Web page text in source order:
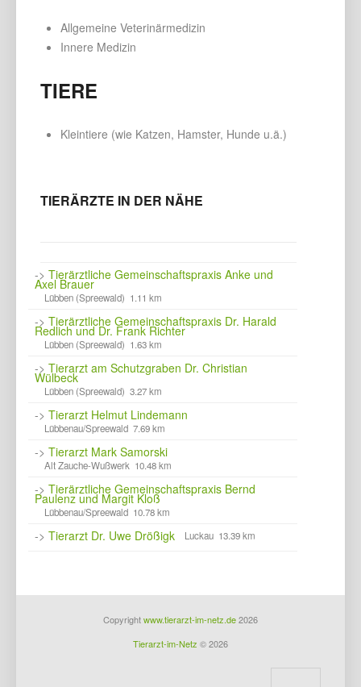
Allgemeine Veterinärmedizin
Innere Medizin
TIERE
Kleintiere (wie Katzen, Hamster, Hunde u.ä.)
TIERÄRZTE IN DER NÄHE
-> Tierärztliche Gemeinschaftspraxis Anke und
Axel Brauer
Lübben (Spreewald) 1.11 km
-> Tierärztliche Gemeinschaftspraxis Dr. Harald
Redlich und Dr. Frank Richter
Lübben (Spreewald) 1.63 km
-> Tierarzt am Schutzgraben Dr. Christian
Wülbeck
Lübben (Spreewald) 3.27 km
-> Tierarzt Helmut Lindemann
Lübbenau/Spreewald 7.69 km
-> Tierarzt Mark Samorski
Alt Zauche-Wußwerk 10.48 km
-> Tierärztliche Gemeinschaftspraxis Bernd
Paulenz und Margit Kloß
Lübbenau/Spreewald 10.78 km
-> Tierarzt Dr. Uwe Drößigk Luckau 13.39 km
Copyrightwww.tierarzt-im-netz.de2026
Tierarzt-im-Netz © 2026